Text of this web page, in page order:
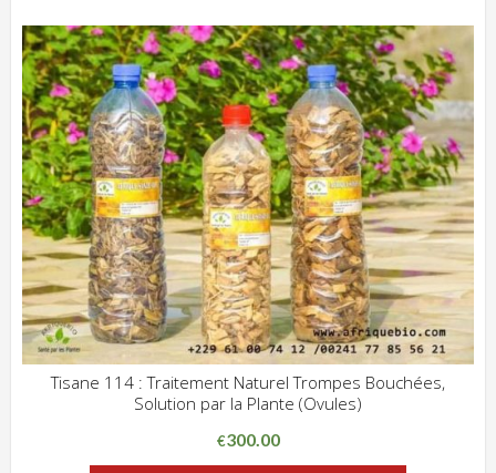
CLIQUEZ POUR VOIR
ADD WISHLIST
Tisane 114 : Traitement Naturel Trompes Bouchées,
Solution par la Plante (Ovules)
€300.00